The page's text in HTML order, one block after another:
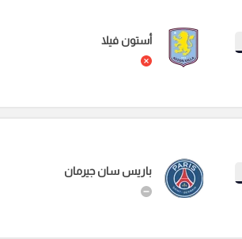
أستون فيلا
باريس سان جيرمان